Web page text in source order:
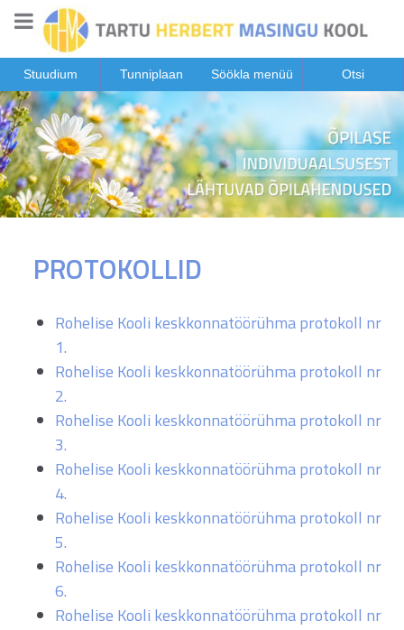
Stuudium Tunniplaan Söökla menüü Otsi
PROTOKOLLID
Rohelise Kooli keskkonnatöörühma protokoll nr
1.
Rohelise Kooli keskkonnatöörühma protokoll nr
2.
Rohelise Kooli keskkonnatöörühma protokoll nr
3.
Rohelise Kooli keskkonnatöörühma protokoll nr
4.
Rohelise Kooli keskkonnatöörühma protokoll nr
5.
Rohelise Kooli keskkonnatöörühma protokoll nr
6.
Rohelise Kooli keskkonnatöörühma protokoll nr